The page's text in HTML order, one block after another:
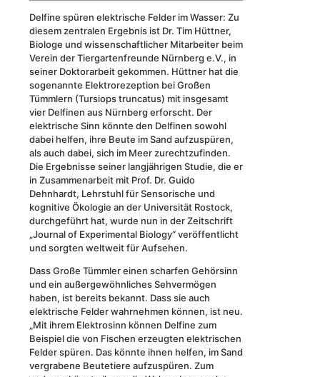
Delfine spüren elektrische Felder im Wasser: Zu
diesem zentralen Ergebnis ist Dr. Tim Hüttner,
Biologe und wissenschaftlicher Mitarbeiter beim
Verein der Tiergartenfreunde Nürnberg e.V., in
seiner Doktorarbeit gekommen. Hüttner hat die
sogenannte Elektrorezeption bei Großen
Tümmlern (Tursiops truncatus) mit insgesamt
vier Delfinen aus Nürnberg erforscht. Der
elektrische Sinn könnte den Delfinen sowohl
dabei helfen, ihre Beute im Sand aufzuspüren,
als auch dabei, sich im Meer zurechtzufinden.
Die Ergebnisse seiner langjährigen Studie, die er
in Zusammenarbeit mit Prof. Dr. Guido
Dehnhardt, Lehrstuhl für Sensorische und
kognitive Ökologie an der Universität Rostock,
durchgeführt hat, wurde nun in der Zeitschrift
„Journal of Experimental Biology“ veröffentlicht
und sorgten weltweit für Aufsehen.
Dass Große Tümmler einen scharfen Gehörsinn
und ein außergewöhnliches Sehvermögen
haben, ist bereits bekannt. Dass sie auch
elektrische Felder wahrnehmen können, ist neu.
„Mit ihrem Elektrosinn können Delfine zum
Beispiel die von Fischen erzeugten elektrischen
Felder spüren. Das könnte ihnen helfen, im Sand
vergrabene Beutetiere aufzuspüren. Zum